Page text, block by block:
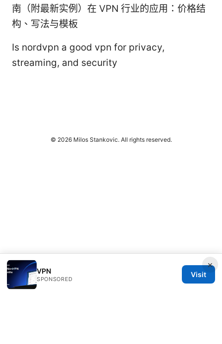
南（附最新实例）在 VPN 行业的应用：价格结
构、写法与模板
Is nordvpn a good vpn for privacy,
streaming, and security
×
VPN
SPONSORED
Visit
© 2026 Milos Stankovic. All rights reserved.